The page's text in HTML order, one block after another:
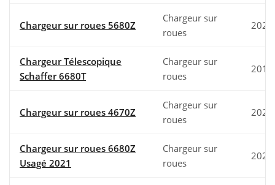
Chargeur sur roues 5680Z
Chargeur sur
roues
2021
Chargeur Télescopique
Schaffer 6680T
Chargeur sur
roues
2017
Chargeur sur roues 4670Z
Chargeur sur
roues
2021
Chargeur sur roues 6680Z
Usagé 2021
Chargeur sur
roues
2021